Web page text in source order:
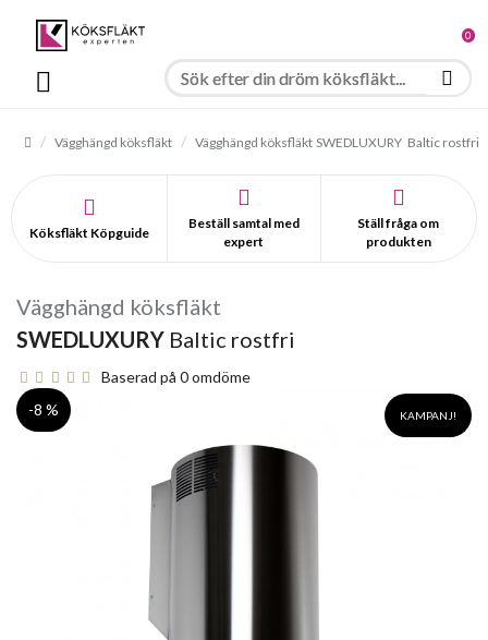
0
Vägghängd köksfläkt Vägghängd köksfläkt SWEDLUXURY Baltic rostfri
Köksfläkt Köpguide
Beställ samtal med
expert
Ställ fråga om
produkten
Vägghängd köksfläkt
SWEDLUXURY Baltic rostfri
Baserad på 0 omdöme
KAMPANJ!
-8 %